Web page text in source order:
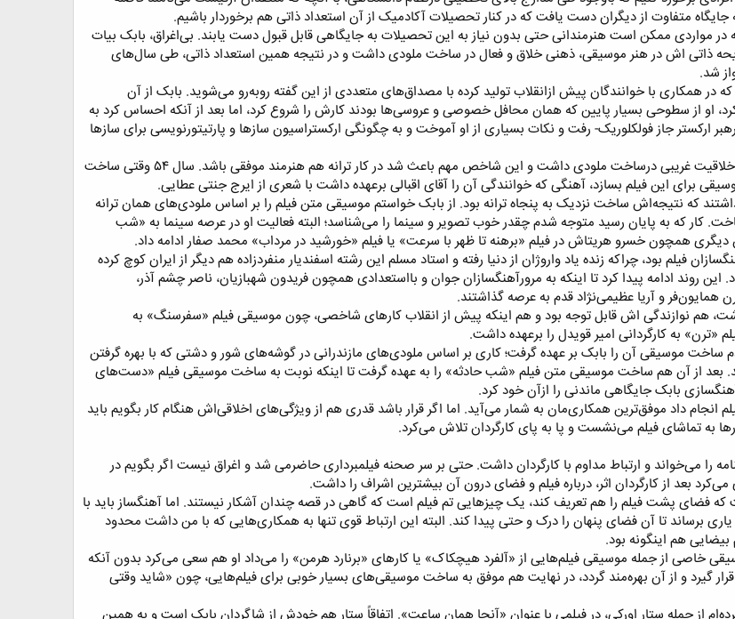
جایگاه متفاوت از دیگران دست یافت که در کنار تحصیلات آکادمیک از آن استعداد ذاتی هم برخوردار باشیم.​
در مواردی ممکن است هنرمندانی حتی بدون نیاز به این تحصیلات به جایگاهی قابل قبول دست یابند. بی‌اغراق، بابک بیات
قریحه ذاتی اش در هنر موسیقی، ذهنی خلاق و فعال در ساخت ملودی داشت و در نتیجه همین استعداد ذاتی، طی سال‌های
شد.​
که در همکاری با خوانندگان پیش ازانقلاب تولید کرده با مصداق‌های متعددی از این گفته روبه‌رو می‌شوید. بابک از آن
او از سطوحی بسیار پایین که همان محافل خصوصی و عروسی‌ها بودند کارش را شروع کرد، اما بعد از آنکه احساس کرد به
ارکستر جاز فولکلوریک- رفت و نکات بسیاری از او آموخت و به چگونگی ارکستراسیون ساز‌ها و پارتیتورنویسی برای ساز‌ها
او در کنار تلاشی که برای یادگیری به خرج می‌داد خلاقیت غریبی درساخت ملودی داشت و این شاخص مهم باعث شد در کار ترانه هم هنرمند موفقی باشد. سال ۵۴ وقتی ساخت
برای این فیلم بسازد، آهنگی که خوانندگی آن را آقای اقبالی برعهده داشت با شعری از ایرج جنتی عطایی.​
که نتیجه‌اش ساخت نزدیک به پنجاه ترانه بود. از بابک خواستم موسیقی متن فیلم را بر اساس ملودی‌های همان ترانه
کار که به پایان رسید متوجه شدم چقدر خوب تصویر و سینما را می‌شناسد؛ البته فعالیت او در عرصه سینما به «شب
دیگری همچون خسرو هریتاش در فیلم «برهنه تا ظهر با سرعت» یا فیلم «خورشید در مرداب» محمد صفار ادامه داد.​
فیلم بود، چراکه زنده یاد واروژان از دنیا رفته و استاد مسلم این رشته اسفندیار منفرد‌زاده هم دیگر از ایران کوچ کرده
این روند ادامه پیدا کرد تا اینکه به مرورآهنگسازان جوان و بااستعدادی همچون فریدون شهبازیان، ناصر چشم آذر،
همایون‌فر و آریا عظیمی‌نژاد قدم به عرصه گذاشتند.​
هم نوازندگی اش قابل توجه بود و هم اینکه پیش از انقلاب کار‌های شاخصی، چون موسیقی فیلم «سفرسنگ» به
به کارگردانی امیر قویدل را برعهده داشت.​
ساخت موسیقی آن را بابک بر عهده گرفت؛ کاری بر اساس ملودی‌های مازندرانی در گوشه‌های شور و دشتی که با بهره گرفتن
بعد از آن هم ساخت موسیقی متن فیلم «شب حادثه» را به عهده گرفت تا اینکه نوبت به ساخت موسیقی فیلم «دست‌های
بابک جایگاهی ماندنی را ازآن خود کرد.​
داد موفق‌ترین همکاری‌مان به شمار می‌آید. اما اگر قرار باشد قدری هم از ویژگی‌های اخلاقی‌اش هنگام کار بگویم باید
به تماشای فیلم می‌نشست و پا به پای کارگردان تلاش می‌کرد.​
را می‌خواند و ارتباط مداوم با کارگردان داشت. حتی بر سر صحنه فیلمبرداری حاضرمی شد و اغراق نیست اگر بگویم در
بعد از کارگردان اثر، درباره فیلم و فضای درون آن بیشترین اشراف را داشت.​
فضای پشت فیلم را هم تعریف کند، یک چیز‌هایی تم فیلم است که گاهی در قصه چندان آشکار نیستند. اما آهنگساز باید با
برساند تا آن فضای پنهان را درک و حتی پیدا کند. البته این ارتباط قوی تنها به همکاری‌هایی که با من داشت محدود
بیضایی هم اینگونه بود.​
خاصی از جمله موسیقی فیلم‌هایی از «آلفرد هیچکاک» یا کار‌های «برنارد هرمن» را می‌داد او هم سعی می‌کرد بدون آنکه
گیرد و از آن بهره‌مند گردد، در نهایت هم موفق به ساخت موسیقی‌های بسیار خوبی برای فیلم‌هایی، چون «شاید وقتی